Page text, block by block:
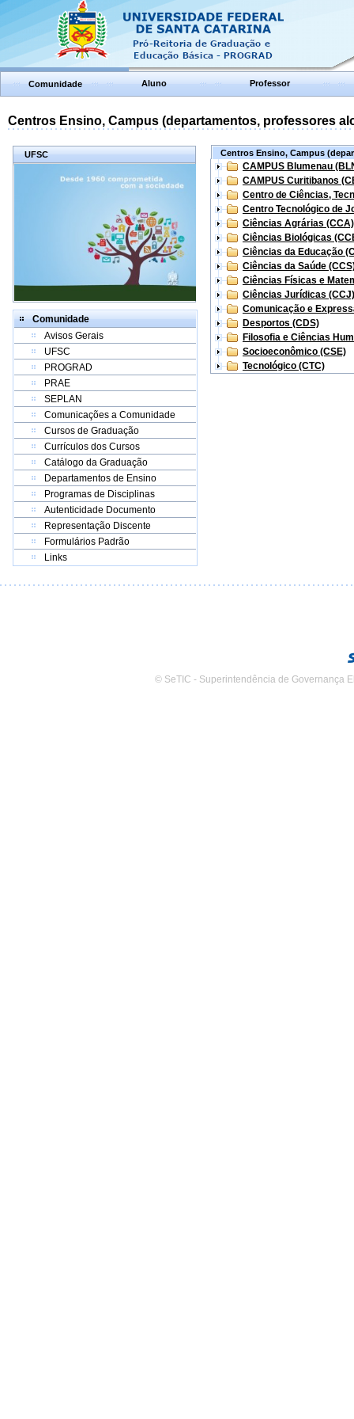
Comunidade Aluno Professor
Centros Ensino, Campus (departamentos, professores
UFSC
Comunidade
Avisos Gerais
UFSC
PROGRAD
PRAE
SEPLAN
Comunicações a Comunidade
Cursos de Graduação
Currículos dos Cursos
Catálogo da Graduação
Departamentos de Ensino
Programas de Disciplinas
Autenticidade Documento
Representação Discente
Formulários Padrão
Links
Centros Ensino, Campus
CAMPUS Blumenau
CAMPUS Curitibanos
Centro de Ciências,
Centro Tecnológico de
Ciências Agrárias (CCA)
Ciências Biológicas
Ciências da Educação
Ciências da Saúde
Ciências Físicas e
Ciências Jurídicas (CCJ)
Comunicação e
Desportos (CDS)
Filosofia e Ciências
Socioeconômico (CSE)
Tecnológico (CTC)
© SeTIC - Superintendência de Governança